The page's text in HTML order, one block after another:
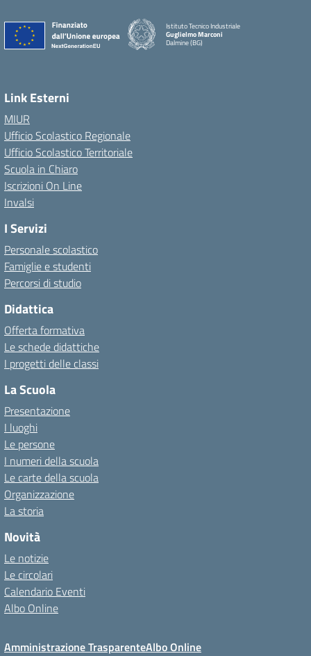
Istituto Tecnico Industriale
Guglielmo Marconi
Dalmine (BG)
Link Esterni
MIUR
Ufficio Scolastico Regionale
Ufficio Scolastico Territoriale
Scuola in Chiaro
Iscrizioni On Line
Invalsi
I Servizi
Personale scolastico
Famiglie e studenti
Percorsi di studio
Didattica
Offerta formativa
Le schede didattiche
I progetti delle classi
La Scuola
Presentazione
I luoghi
Le persone
I numeri della scuola
Le carte della scuola
Organizzazione
La storia
Novità
Le notizie
Le circolari
Calendario Eventi
Albo Online
Amministrazione TrasparenteAlbo Online